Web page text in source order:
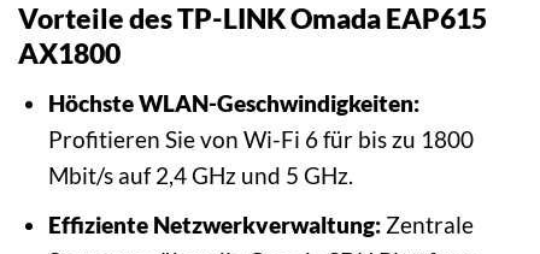
Vorteile des TP-LINK Omada EAP615
AX1800
Höchste WLAN-Geschwindigkeiten:
Profitieren Sie von Wi-Fi 6 für bis zu 1800
Mbit/s auf 2,4 GHz und 5 GHz.
Effiziente Netzwerkverwaltung:Zentrale